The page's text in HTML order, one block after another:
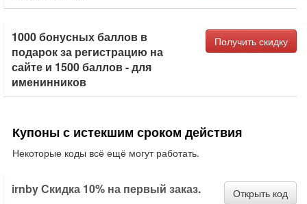
1000 бонусных баллов в
подарок за регистрацию на
сайте и 1500 баллов - для
именинников
Получить скидку
Купоны с истекшим сроком действия
Некоторые коды всё ещё могут работать.
irnby Скидка 10% на первый заказ. Открыть код